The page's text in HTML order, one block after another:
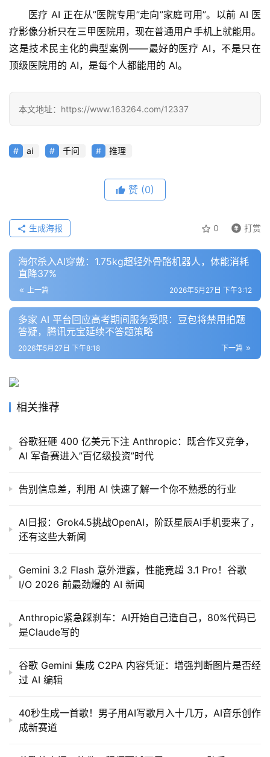
医疗 AI 正在从”医院专用”走向”家庭可用”。以前 AI 医
疗影像分析只在三甲医院用，现在普通用户手机上就能用。
这是技术民主化的典型案例——最好的医疗 AI，不是只在
顶级医院用的 AI，是每个人都能用的 AI。
本文地址：https://www.163264.com/12337
ai 千问 推理
赞 (0)
0 打赏
生成海报
海尔杀入AI穿戴：1.75kg超轻外骨骼机器人，体能消耗
直降37%
上一篇 2026年5月27日 下午3:12
多家 AI 平台回应高考期间服务受限：豆包将禁用拍题
答疑，腾讯元宝延续不答题策略
下一篇
2026年5月27日 下午8:18
相关推荐
谷歌狂砸 400 亿美元下注 Anthropic：既合作又竞争，
AI 军备赛进入”百亿级投资”时代
告别信息差，利用 AI 快速了解一个你不熟悉的行业
AI日报：Grok4.5挑战OpenAI，阶跃星辰AI手机要来了，
还有这些大新闻
Gemini 3.2 Flash 意外泄露，性能竟超 3.1 Pro！谷歌
I/O 2026 前最劲爆的 AI 新闻
Anthropic紧急踩刹车：AI开始自己造自己，80%代码已
是Claude写的
谷歌 Gemini 集成 C2PA 内容凭证：增强判断图片是否经
过 AI 编辑
40秒生成一首歌！男子用AI写歌月入十几万，AI音乐创作
成新赛道